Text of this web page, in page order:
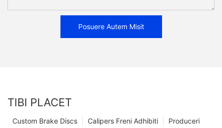
Posuere Autem Misit
TIBI PLACET
Produceri
Calipers Freni Adhibiti
Custom Brake Discs